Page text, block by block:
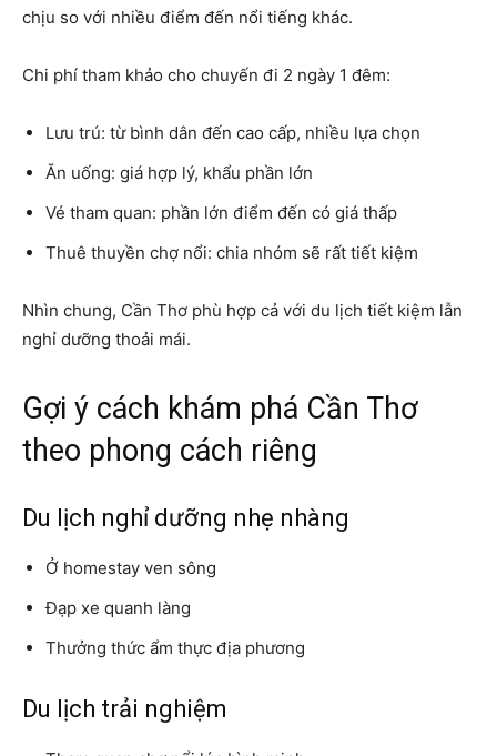
chịu so với nhiều điểm đến nổi tiếng khác.
Chi phí tham khảo cho chuyến đi 2 ngày 1 đêm:
Lưu trú: từ bình dân đến cao cấp, nhiều lựa chọn
Ăn uống: giá hợp lý, khẩu phần lớn
Vé tham quan: phần lớn điểm đến có giá thấp
Thuê thuyền chợ nổi: chia nhóm sẽ rất tiết kiệm
Nhìn chung, Cần Thơ phù hợp cả với du lịch tiết kiệm lẫn
nghỉ dưỡng thoải mái.
Gợi ý cách khám phá Cần Thơ
theo phong cách riêng
Du lịch nghỉ dưỡng nhẹ nhàng
Ở homestay ven sông
Đạp xe quanh làng
Thưởng thức ẩm thực địa phương
Du lịch trải nghiệm